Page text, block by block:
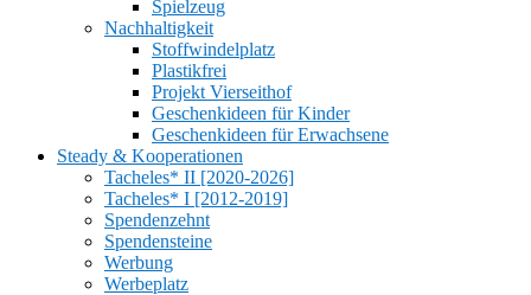
Spielzeug
Nachhaltigkeit
Stoffwindelplatz
Plastikfrei
Projekt Vierseithof
Geschenkideen für Kinder
Geschenkideen für Erwachsene
Steady & Kooperationen
Tacheles* II [2020-2026]
Tacheles* I [2012-2019]
Spendenzehnt
Spendensteine
Werbung
Werbeplatz